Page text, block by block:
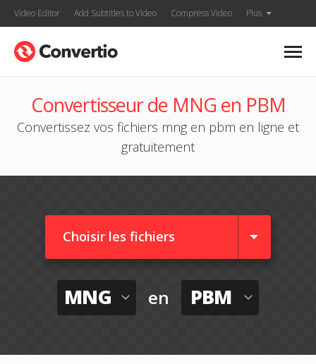
Video Editor Add Subtitles to Video Compress Video Plus
Convertisseur de MNG en PBM
Convertissez vos fichiers mng en pbm en ligne et
gratuitement
Choisir les fichiers
MNG en PBM